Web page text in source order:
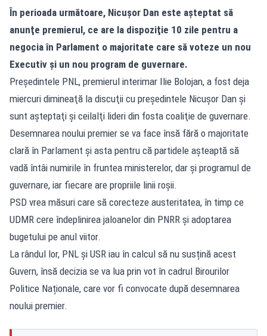
În perioada următoare, Nicușor Dan este aşteptat să
anunţe premierul, ce are la dispoziţie 10 zile pentru a
negocia în Parlament o majoritate care să voteze un nou
Executiv şi un nou program de guvernare.
Preşedintele PNL, premierul interimar Ilie Bolojan, a fost deja
miercuri dimineaţă la discuţii cu preşedintele Nicuşor Dan şi
sunt aşteptaţi şi ceilalţi lideri din fosta coaliţie de guvernare.
Desemnarea noului premier se va face însă fără o majoritate
clară în Parlament și asta pentru că partidele așteaptă să
vadă întâi numirile în fruntea ministerelor, dar și programul de
guvernare, iar fiecare are propriile linii roșii.
PSD vrea măsuri care să corecteze austeritatea, în timp ce
UDMR cere îndeplinirea jaloanelor din PNRR și adoptarea
bugetului pe anul viitor.
La rândul lor, PNL și USR iau în calcul să nu susțină acest
Guvern, însă decizia se va lua prin vot în cadrul Birourilor
Politice Naționale, care vor fi convocate după desemnarea
noului premier.